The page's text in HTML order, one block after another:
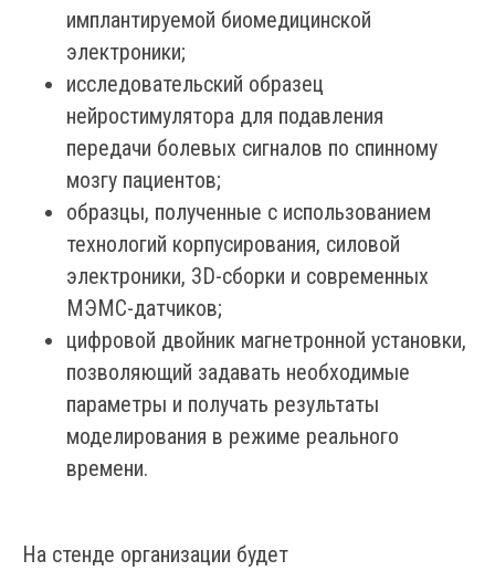
имплантируемой биомедицинской
электроники;
исследовательский образец
нейростимулятора для подавления
передачи болевых сигналов по спинному
мозгу пациентов;
образцы, полученные с использованием
технологий корпусирования, силовой
электроники, 3D-сборки и современных
МЭМС-датчиков;
цифровой двойник магнетронной установки,
позволяющий задавать необходимые
параметры и получать результаты
моделирования в режиме реального
времени.
На стенде организации будет